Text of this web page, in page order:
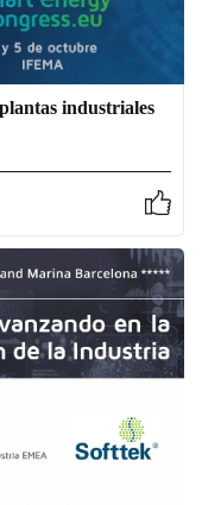
industriales